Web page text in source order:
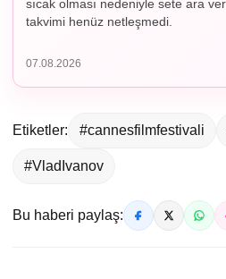
sıcak olması nedeniyle sete ara
takvimi henüz netleşmedi.
07.08.2026
Etiketler: #cannesfilmfestivali
#VladIvanov
Bu haberi paylaş: